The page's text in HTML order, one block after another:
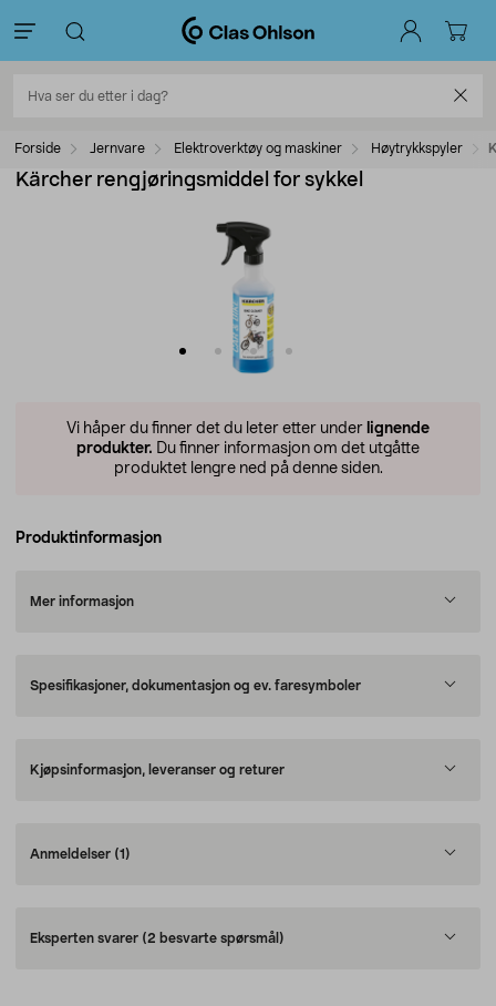
Forside Jernvare Elektroverktøy og maskiner Høytrykkspyler
Kärcher rengjøringsmiddel for sykkel
Vi håper du finner det du leter etter under lignende
produkter. Du finner informasjon om det utgåtte
produktet lengre ned på denne siden.
Produktinformasjon
Mer informasjon
Spesifikasjoner, dokumentasjon og ev. faresymboler
Kjøpsinformasjon, leveranser og returer
Anmeldelser (1)
Eksperten svarer (2 besvarte spørsmål)